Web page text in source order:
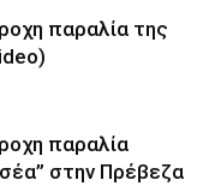
παραλία της
παραλία
στην Πρέβεζα